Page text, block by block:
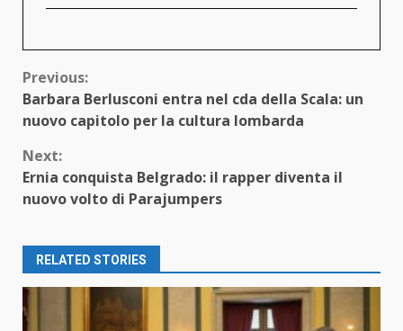
Continue
Reading
Previous:
Barbara Berlusconi entra nel cda della Scala: un
nuovo capitolo per la cultura lombarda
Next:
Ernia conquista Belgrado: il rapper diventa il
nuovo volto di Parajumpers
RELATED STORIES